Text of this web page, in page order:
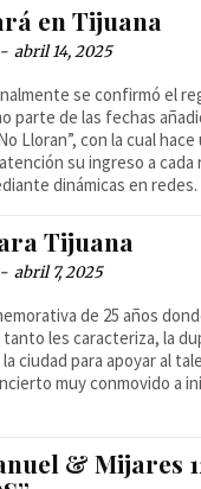
en Tijuana
- abril 14, 2025
se confirmó el
parte de las fechas
Lloran”, con la cual
su ingreso a
dinámicas en redes.
Tijuana
- abril 7, 2025
de 25 años
les caracteriza, la
ciudad para apoyar al
muy conmovido a
& Mijares